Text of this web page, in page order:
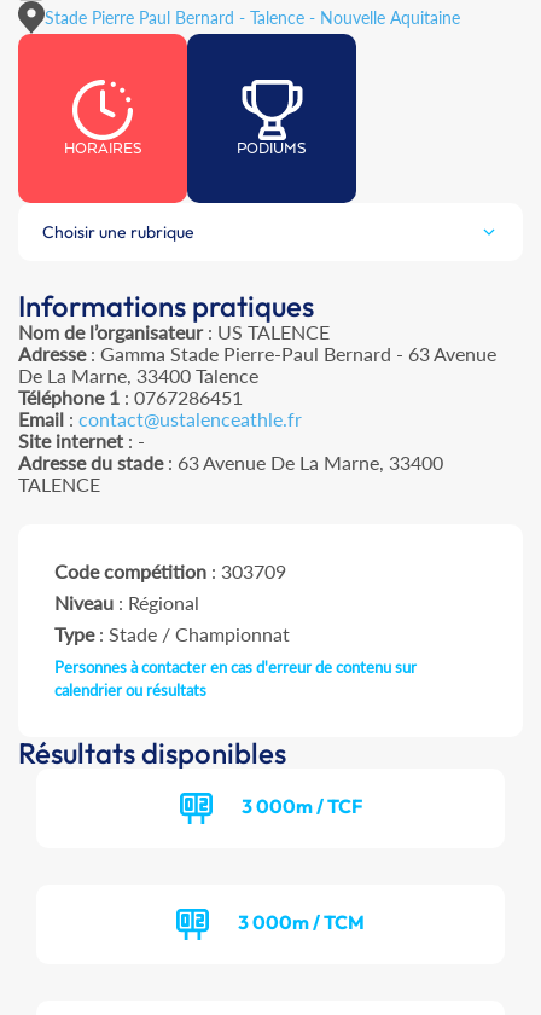
Stade Pierre Paul Bernard - Talence - Nouvelle Aquitaine
HORAIRES PODIUMS
Choisir une rubrique
Informations pratiques
Nom de l’organisateur: US TALENCE
Adresse: Gamma Stade Pierre-Paul Bernard - 63 Avenue
De La Marne, 33400 Talence
Téléphone 1 : 0767286451
Email : contact@ustalenceathle.fr
Site internet : -
Adresse du stade: 63 Avenue De La Marne, 33400
TALENCE
Code compétition : 303709
Niveau : Régional
Type: Stade / Championnat
Personnes à contacter en cas d'erreur de contenu sur
calendrier ou résultats
Résultats disponibles
3 000m / TCF
3 000m / TCM